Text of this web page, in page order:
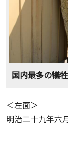
国内最多の犠
＜左面＞
明治二十九年六